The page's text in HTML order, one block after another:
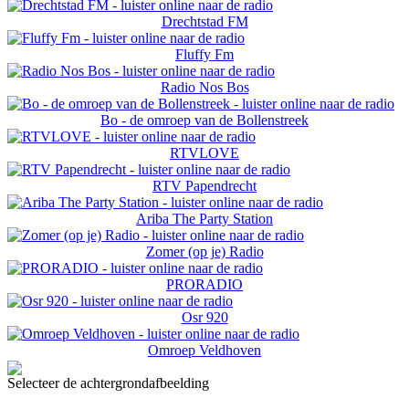
Drechtstad FM
Fluffy Fm
Radio Nos Bos
Bo - de omroep van de Bollenstreek
RTVLOVE
RTV Papendrecht
Ariba The Party Station
Zomer (op je) Radio
PRORADIO
Osr 920
Omroep Veldhoven
Selecteer de achtergrondafbeelding